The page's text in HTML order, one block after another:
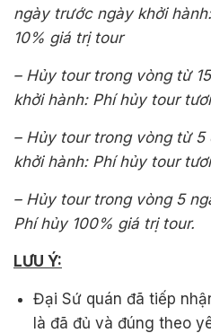
ngày trước ngày khởi
10% giá trị tour
– Hủy tour trong vòng từ
khởi hành: Phí hủy tour
– Hủy tour trong vòng từ
khởi hành: Phí hủy tour
– Hủy tour trong vòng 5
Phí hủy 100% giá trị tour.
LƯU Ý:
Đại Sứ quán đã tiếp
là đã đủ và đúng theo